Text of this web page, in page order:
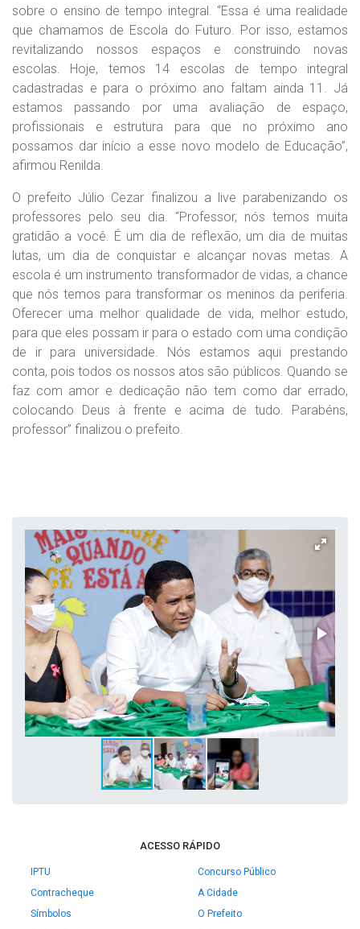
sobre o ensino de tempo integral. “Essa é uma realidade
que chamamos de Escola do Futuro. Por isso, estamos
revitalizando nossos espaços e construindo novas
escolas. Hoje, temos 14 escolas de tempo integral
cadastradas e para o próximo ano faltam ainda 11. Já
estamos passando por uma avaliação de espaço,
profissionais e estrutura para que no próximo ano
possamos dar início a esse novo modelo de Educação”,
afirmou Renilda.
O prefeito Júlio Cezar finalizou a live parabenizando os
professores pelo seu dia. “Professor, nós temos muita
gratidão a você. É um dia de reflexão, um dia de muitas
lutas, um dia de conquistar e alcançar novas metas. A
escola é um instrumento transformador de vidas, a chance
que nós temos para transformar os meninos da periferia.
Oferecer uma melhor qualidade de vida, melhor estudo,
para que eles possam ir para o estado com uma condição
de ir para universidade. Nós estamos aqui prestando
conta, pois todos os nossos atos são públicos. Quando se
faz com amor e dedicação não tem como dar errado,
colocando Deus à frente e acima de tudo. Parabéns,
professor” finalizou o prefeito.
ACESSO RÁPIDO
IPTU
Concurso Público
Contracheque
A Cidade
Símbolos
O Prefeito